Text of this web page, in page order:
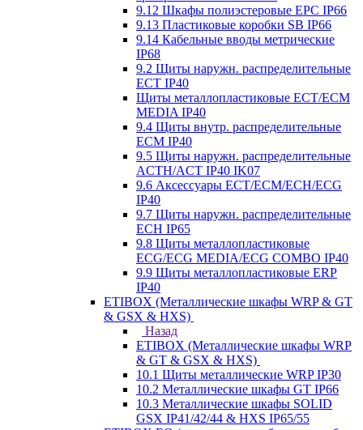
9.12 Шкафы полиэстеровые EPC IP66
9.13 Пластиковые коробки SB IP66
9.14 Кабельные вводы метрические
IP68
9.2 Щиты наружн. распределительные
ECT IP40
Щиты металлопластиковые ECT/ECM
MEDIA IP40
9.4 Щиты внутр. распределительные
ECМ IP40
9.5 Щиты наружн. распределительные
ACTH/ACT IP40 IK07
9.6 Аксессуары ECT/ECM/ECH/ECG
IP40
9.7 Щиты наружн. распределительные
ECH IP65
9.8 Щиты металлопластиковые
ECG/ECG MEDIA/ECG COMBO IP40
9.9 Щиты металлопластиковые ERP
IP40
ETIBOX (Металлические шкафы WRP & GT
& GSX & HXS)
Назад
ETIBOX (Металлические шкафы WRP
& GT & GSX & HXS)
10.1 Щиты металлические WRP IP30
10.2 Металлические шкафы GT IP66
10.3 Металлические шкафы SOLID
GSX IP41/42/44 & HXS IP65/55